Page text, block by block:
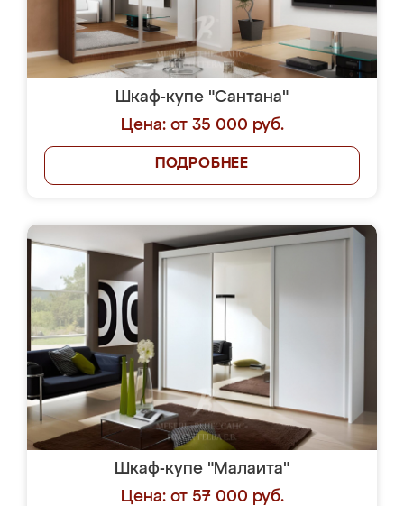
Шкаф-купе "Сантана"
Цена: от 35 000 руб.
ПОДРОБНЕЕ
Шкаф-купе "Малаита"
Цена: от 57 000 руб.